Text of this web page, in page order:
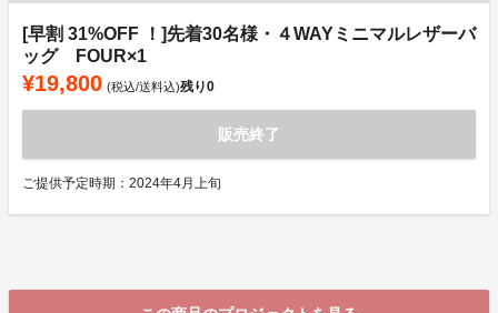
[早割 31%OFF ！]先着30名様・４WAYミニマルレザーバ
ッグ FOUR×1
¥19,800 (税込/送料込)残り0
販売終了
ご提供予定時期：2024年4月上旬